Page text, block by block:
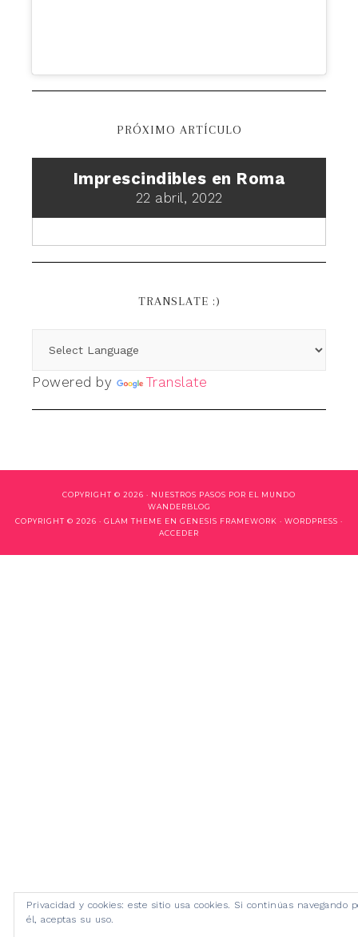
PRÓXIMO ARTÍCULO
Imprescindibles en Roma
22 abril, 2022
TRANSLATE :)
Powered by Translate
COPYRIGHT © 2026 · NUESTROS PASOS POR EL MUNDO
WANDERBLOG
COPYRIGHT © 2026 · GLAM THEME EN GENESIS FRAMEWORK · WORDPRESS ·
ACCEDER
Privacidad y cookies: este sitio usa cookies. Si continúas navegando
él, aceptas su uso.